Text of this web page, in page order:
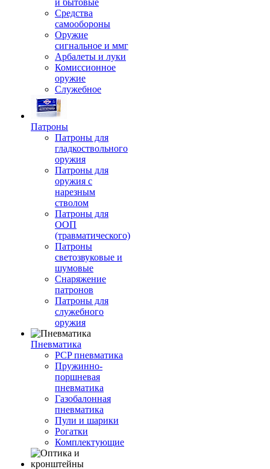
и бытовые
Средства
самообороны
Оружие
сигнальное и ммг
Арбалеты и луки
Комиссионное
оружие
Служебное
Патроны
Патроны для
гладкоствольного
оружия
Патроны для
оружия с
нарезным
стволом
Патроны для
ООП
(травматического)
Патроны
светозвуковые и
шумовые
Снаряжение
патронов
Патроны для
служебного
оружия
Пневматика
PCP пневматика
Пружинно-
поршневая
пневматика
Газобалонная
пневматика
Пули и шарики
Рогатки
Комплектующие